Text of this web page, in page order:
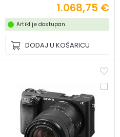
1.068,75 €
Artikl je dostupan
DODAJ U KOŠARICU